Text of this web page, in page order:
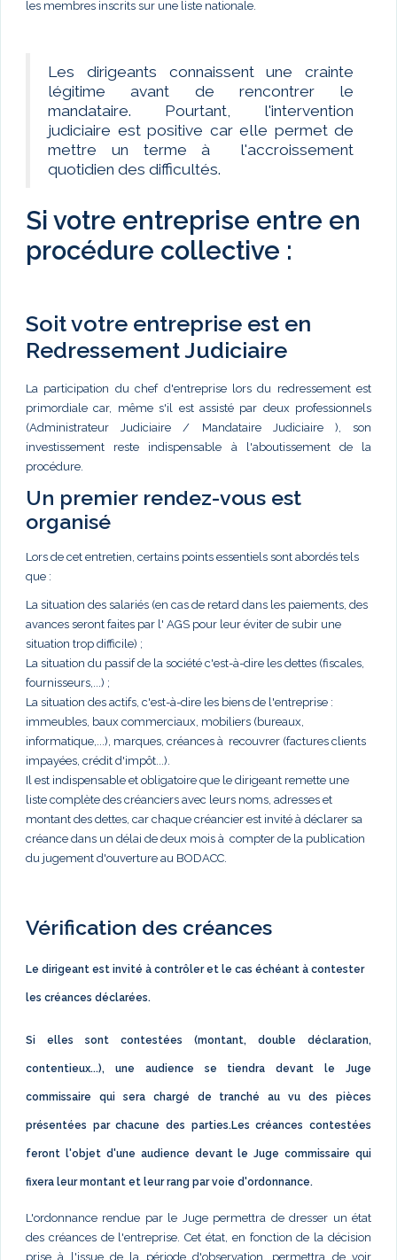
les membres inscrits sur une liste nationale.
Les dirigeants connaissent une crainte
légitime avant de rencontrer le
mandataire. Pourtant, l'intervention
judiciaire est positive car elle permet de
mettre un terme à l'accroissement
quotidien des difficultés.
Si votre entreprise entre en
procédure collective :
Soit votre entreprise est en
Redressement Judiciaire
La participation du chef d'entreprise lors du redressement est
primordiale car, même s'il est assisté par deux professionnels
(Administrateur Judiciaire / Mandataire Judiciaire ), son
investissement reste indispensable à l'aboutissement de la
procédure.
Un premier rendez-vous est
organisé
Lors de cet entretien, certains points essentiels sont abordés tels
que :
La situation des salariés (en cas de retard dans les paiements, des
avances seront faites par l' AGS pour leur éviter de subir une
situation trop difficile) ;
La situation du passif de la société c'est-à-dire les dettes (fiscales,
fournisseurs,...) ;
La situation des actifs, c'est-à-dire les biens de l'entreprise :
immeubles, baux commerciaux, mobiliers (bureaux,
informatique,...), marques, créances à recouvrer (factures clients
impayées, crédit d'impôt...).
Il est indispensable et obligatoire que le dirigeant remette une
liste complète des créanciers avec leurs noms, adresses et
montant des dettes, car chaque créancier est invité à déclarer sa
créance dans un délai de deux mois à compter de la publication
du jugement d'ouverture au BODACC.
Vérification des créances
Le dirigeant est invité à contrôler et le cas échéant à contester
les créances déclarées.
Si elles sont contestées (montant, double déclaration,
contentieux...), une audience se tiendra devant le Juge
commissaire qui sera chargé de tranché au vu des pièces
présentées par chacune des parties.Les créances contestées
feront l'objet d'une audience devant le Juge commissaire qui
fixera leur montant et leur rang par voie d'ordonnance.
L'ordonnance rendue par le Juge permettra de dresser un état
des créances de l'entreprise. Cet état, en fonction de la décision
prise à l'issue de la période d'observation, permettra de voir